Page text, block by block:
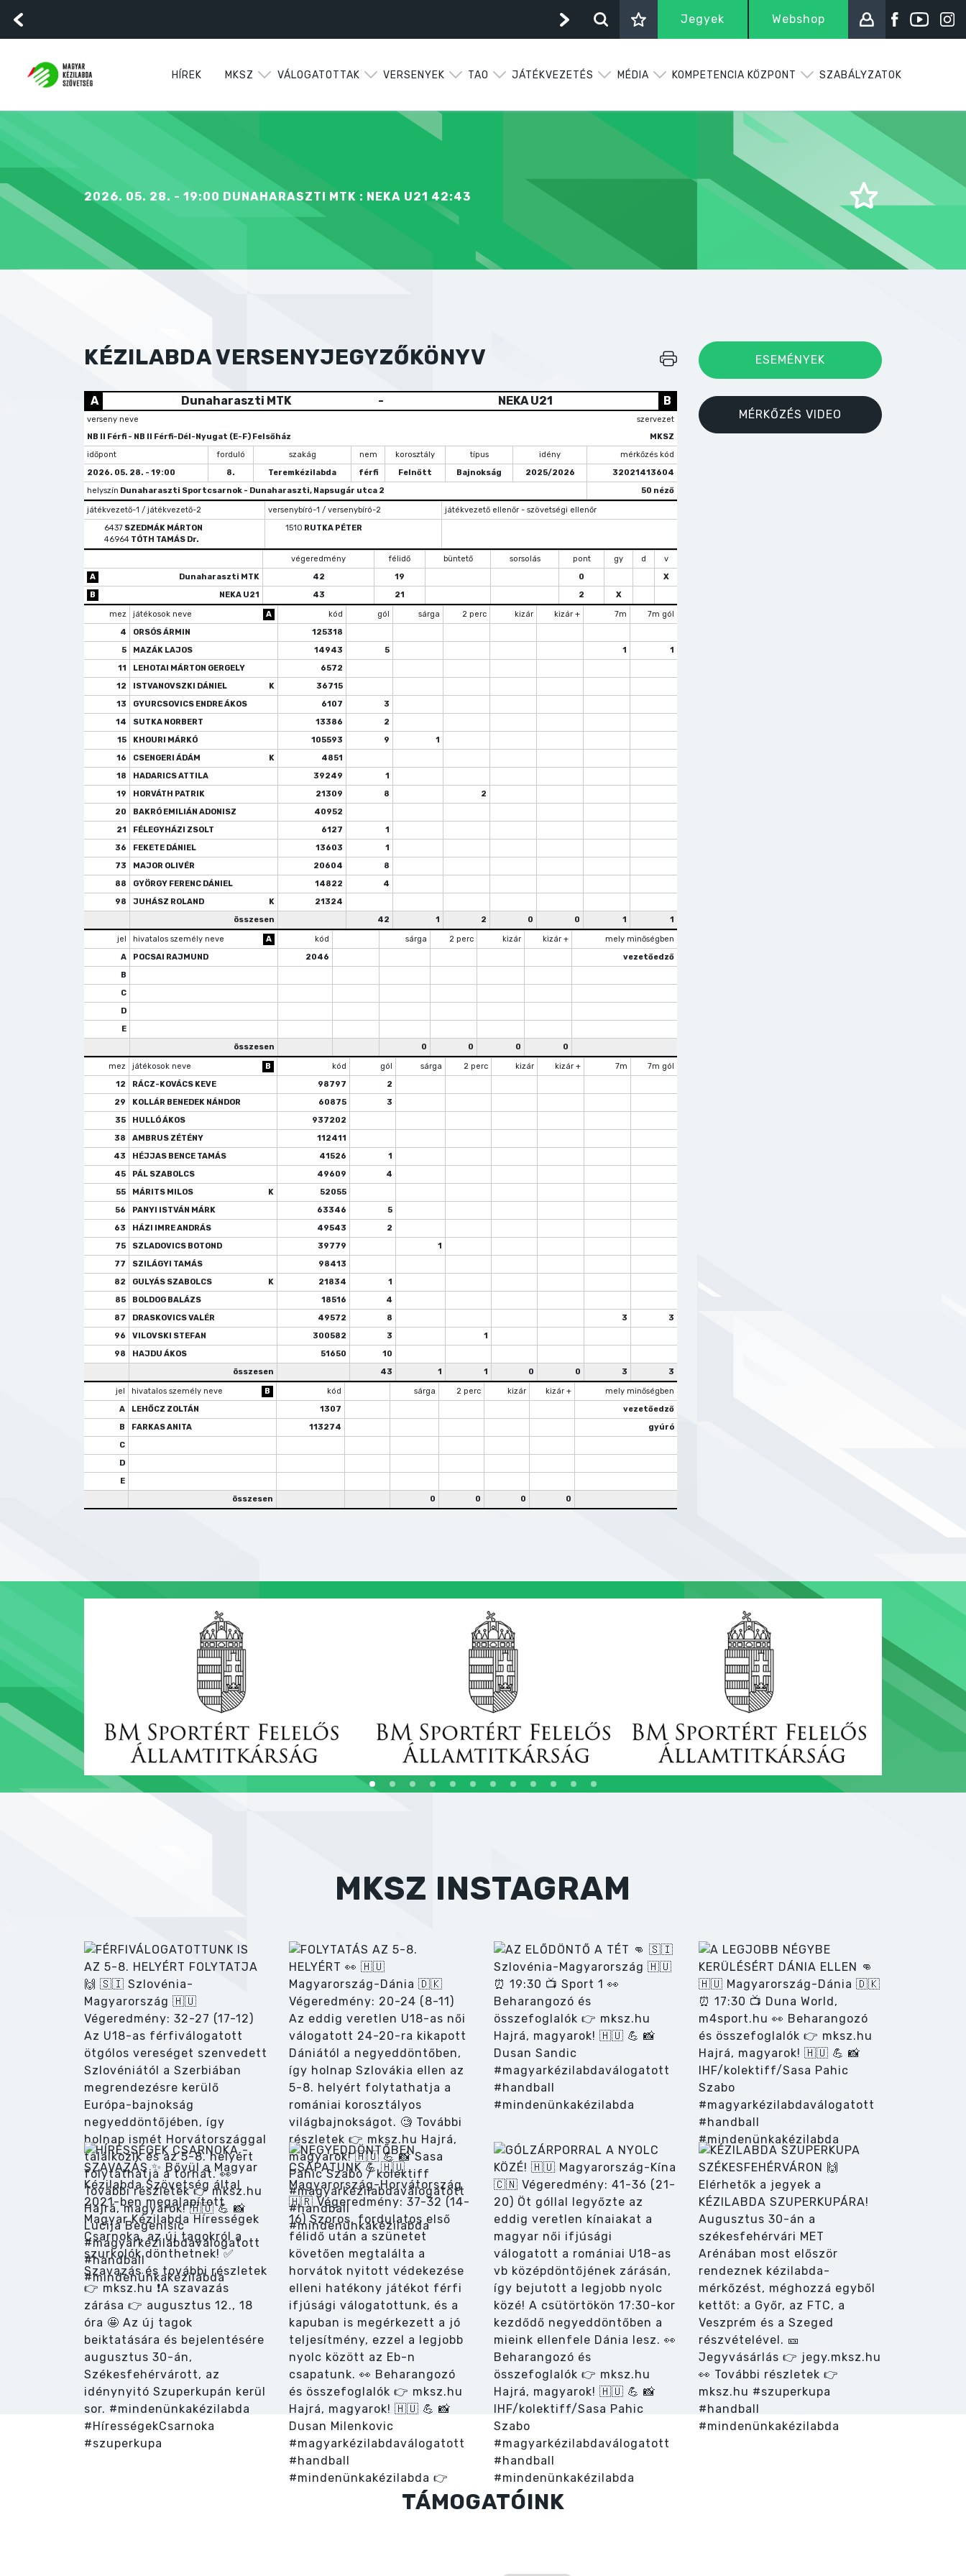
Jegyek Webshop
HÍREK MKSZ VÁLOGATOTTAK VERSENYEK TAO JÁTÉKVEZETÉS MÉDIA KOMPETENCIA KÖZPONT SZABÁLYZATOK
2026. 05. 28. - 19:00 DUNAHARASZTI MTK : NEKA U21 42:43
KÉZILABDA VERSENYJEGYZŐKÖNYV
A Dunaharaszti MTK - B
NEKA U21
verseny neve
szervezet
NB II Férfi - NB II Férfi-Dél-Nyugat (E-F) Felsőház
MKSZ
időpont
forduló szakág nem korosztály típus idény
mérkőzés kód
2026. 05. 28. - 19:00
8. Teremkézilabda férfi Felnőtt Bajnokság 2025/2026
32021413604
helyszín Dunaharaszti Sportcsarnok - Dunaharaszti, Napsugár utca 2 50 néző
játékvezető-1 / játékvezető-2 versenybíró-1 / versenybíró-2
játékvezető ellenőr - szövetségi ellenőr
6437 SZEDMÁK MÁRTON
46964 TÓTH TAMÁS Dr.
1510 RUTKA PÉTER
végeredmény félidő büntető sorsolás pont gy d
v
A
Dunaharaszti MTK 42 19 0
X
B
NEKA U21 43 21 2 X
mez játékosok neve A kód gól sárga 2 perc kizár kizár + 7m
7m gól
4
ORSÓS ÁRMIN
125318
5
MAZÁK LAJOS 14943 5 1
1
11
LEHOTAI MÁRTON GERGELY
6572
12
ISTVANOVSZKI DÁNIEL K
36715
13
GYURCSOVICS ENDRE ÁKOS 6107
3
14
SUTKA NORBERT 13386
2
15
KHOURI MÁRKÓ 105593 9
1
16
CSENGERI ÁDÁM K
4851
18
HADARICS ATTILA 39249
1
19
HORVÁTH PATRIK 21309 8
2
20
BAKRÓ EMILIÁN ADONISZ
40952
21
FÉLEGYHÁZI ZSOLT 6127
1
36
FEKETE DÁNIEL 13603
1
73
MAJOR OLIVÉR 20604
8
88
GYÖRGY FERENC DÁNIEL 14822
4
98
JUHÁSZ ROLAND K
21324
összesen
42 1 2 0 0 1 1
jel hivatalos személy neve A kód sárga 2 perc kizár kizár +
mely minőségben
A
POCSAI RAJMUND 2046
vezetőedző
B
C
D
E
összesen
0 0 0 0
mez játékosok neve B kód gól sárga 2 perc kizár kizár + 7m
7m gól
12
RÁCZ-KOVÁCS KEVE 98797
2
29
KOLLÁR BENEDEK NÁNDOR 60875
3
35
HULLÓ ÁKOS
937202
38
AMBRUS ZÉTÉNY
112411
43
HÉJJAS BENCE TAMÁS 41526
1
45
PÁL SZABOLCS 49609
4
55
MÁRITS MILOS K
52055
56
PANYI ISTVÁN MÁRK 63346
5
63
HÁZI IMRE ANDRÁS 49543
2
75
SZLADOVICS BOTOND 39779
1
77
SZILÁGYI TAMÁS
98413
82
GULYÁS SZABOLCS K 21834
1
85
BOLDOG BALÁZS 18516
4
87
DRASKOVICS VALÉR 49572 8 3
3
96
VILOVSKI STEFAN 300582 3
1
98
HAJDU ÁKOS 51650
10
összesen
43 1 1 0 0 3 3
jel hivatalos személy neve B kód sárga 2 perc kizár kizár +
mely minőségben
A
LEHŐCZ ZOLTÁN 1307
vezetőedző
B
FARKAS ANITA 113274
gyúró
C
D
E
összesen
0 0 0 0
ESEMÉNYEK
MÉRKŐZÉS VIDEO
MKSZ INSTAGRAM
TÁMOGATÓINK